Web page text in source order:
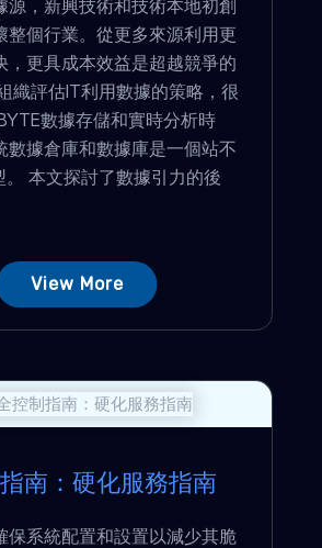
源，新興技術和技術本地初創
整個行業。從更多來源利用更
，更具成本效益是超越競爭的
織評估IT利用數據的策略，很
數據存儲和實時分析時
數據倉庫和數據庫是一個站不
。 本文探討了數據引力的後
View More
南：硬化服務指南
保系統配置和設置以減少其脆